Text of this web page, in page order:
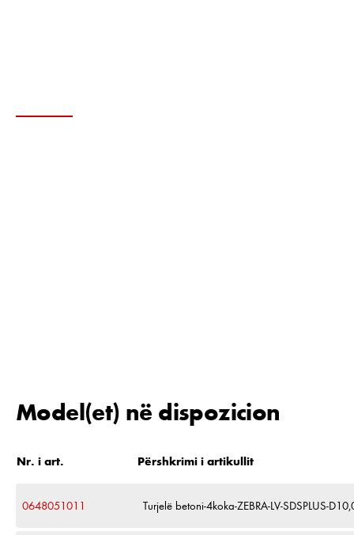
Model(et) në dispozicion
Nr. i art. Përshkrimi i artikullit
0648051011 Turjelë betoni-4koka-ZEBRA-LV-SDSPLUS-